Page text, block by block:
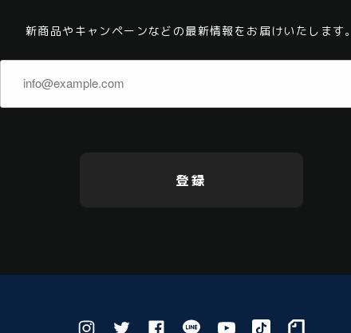
新商品やキャンペーンなどの最新情報をお届けいたします。
登録